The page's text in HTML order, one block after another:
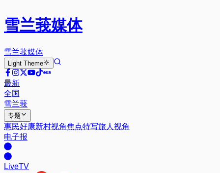
雪兰莪媒体
雪兰莪媒体
Light Theme
最新
全国
雪兰莪
专题
惠民好康新村视角焦点特写旅人视角
电子报
LiveTV